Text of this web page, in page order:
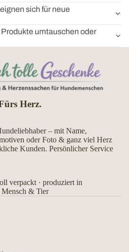
sich für neue
umtauschen oder
Herz.
– mit Name,
oder Foto & ganz viel Herz
Kunden. Persönlicher Service
verpackt · produziert in
& Tier